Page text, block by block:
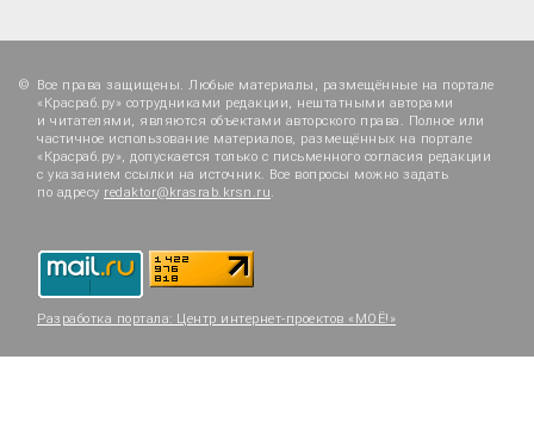
Все права защищены. Любые материалы, размещённые на портале
«Красраб.ру» сотрудниками редакции, нештатными авторами
и читателями, являются объектами авторского права. Полное или
частичное использование материалов, размещённых на портале
«Красраб.ру», допускается только с письменного согласия редакции
с указанием ссылки на источник. Все вопросы можно задать
по адресу redaktor@krasrab.krsn.ru.
Разработка портала: Центр интернет-проектов «МОЁ!»